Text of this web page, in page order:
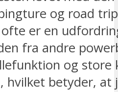
og road
er en
fra andre
og store
hvilket betyder, at